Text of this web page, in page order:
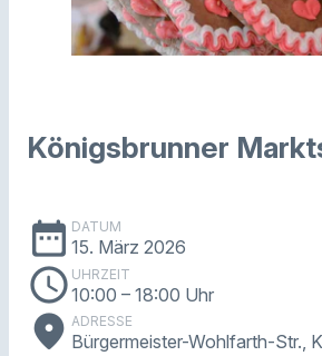
Königsbrunner
date_range DATUM
15. März 2026
schedule UHRZEIT
10:00 – 18:00 Uhr
place ADRESSE
Bürgermeister-Wohlfarth-Str.,